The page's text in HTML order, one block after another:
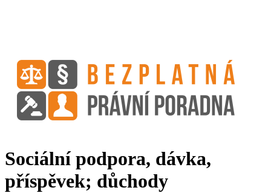
Sociální podpora, dávka,
příspěvek; důchody